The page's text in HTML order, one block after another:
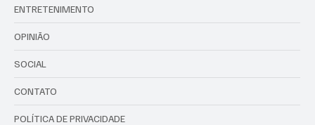
ENTRETENIMENTO
OPINIÃO
SOCIAL
CONTATO
POLÍTICA DE PRIVACIDADE